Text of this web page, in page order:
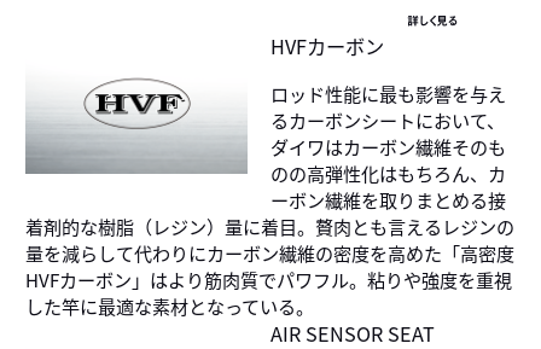
詳しく見る
HVFカーボン
ロッド性能に最も影響を与え
るカーボンシートにおいて、
ダイワはカーボン繊維そのも
のの高弾性化はもちろん、カ
ーボン繊維を取りまとめる接
着剤的な樹脂（レジン）量に着目。贅肉とも言えるレジンの
量を減らして代わりにカーボン繊維の密度を高めた「高密度
HVFカーボン」はより筋肉質でパワフル。粘りや強度を重視
した竿に最適な素材となっている。
AIR SENSOR SEAT